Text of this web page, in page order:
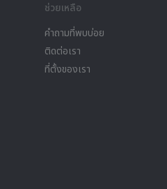
ช่วยเหลือ
คำถามที่พบบ่อย
ติดต่อเรา
ที่ตั้งของเรา